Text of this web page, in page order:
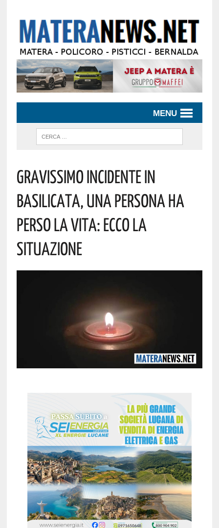
MENU
Gravissimo Incidente In
Basilicata, Una Persona Ha
Perso La Vita: Ecco La
Situazione